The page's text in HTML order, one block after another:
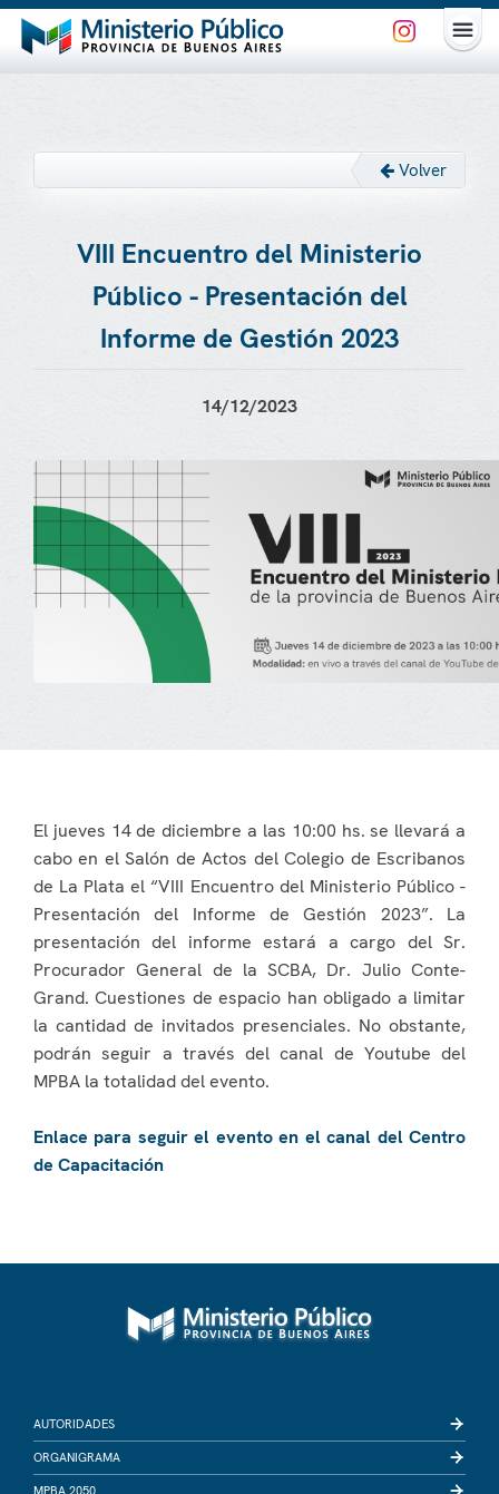
Volver
VIII Encuentro del Ministerio
Público - Presentación del
Informe de Gestión 2023
14/12/2023
El jueves 14 de diciembre a las 10:00 hs. se llevará a
cabo en el Salón de Actos del Colegio de Escribanos
de La Plata el “VIII Encuentro del Ministerio Público -
Presentación del Informe de Gestión 2023”. La
presentación del informe estará a cargo del Sr.
Procurador General de la SCBA, Dr. Julio Conte-
Grand. Cuestiones de espacio han obligado a limitar
la cantidad de invitados presenciales. No obstante,
podrán seguir a través del canal de Youtube del
MPBA la totalidad del evento.
Enlace para seguir el evento en el canal del Centro
de Capacitación
AUTORIDADES
ORGANIGRAMA
MPBA 2050